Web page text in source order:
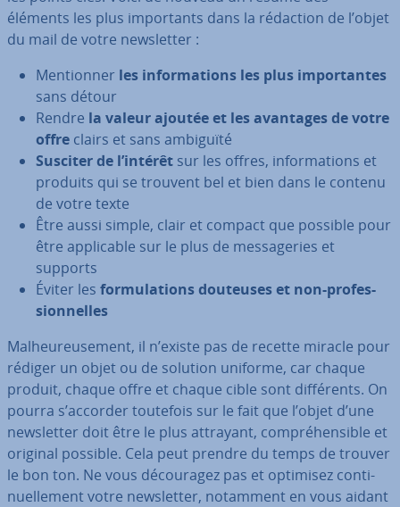
éléments les plus im­por­tants dans la rédaction de l’objet
du mail de votre news­let­ter :
Men­tion­ner les in­for­ma­tions les plus im­por­tantes
sans détour
Rendre la valeur ajoutée et les avantages de votre
offre clairs et sans ambiguïté
Susciter de l’intérêt sur les offres, in­for­ma­tions et
produits qui se trouvent bel et bien dans le contenu
de votre texte
Être aussi simple, clair et compact que possible pour
être ap­pli­cable sur le plus de mes­sa­ge­ries et
supports
Éviter les for­mu­la­tions douteuses et non-pro­fes­
sion­nelles
Mal­heu­reu­se­ment, il n’existe pas de recette miracle pour
rédiger un objet ou de solution uniforme, car chaque
produit, chaque offre et chaque cible sont dif­fé­rents. On
pourra s’accorder toutefois sur le fait que l’objet d’une
news­let­ter doit être le plus attrayant, com­pré­hen­sible et
original possible. Cela peut prendre du temps de trouver
le bon ton. Ne vous dé­cou­ra­gez pas et optimisez con­ti­
nuel­le­ment votre news­let­ter, notamment en vous aidant